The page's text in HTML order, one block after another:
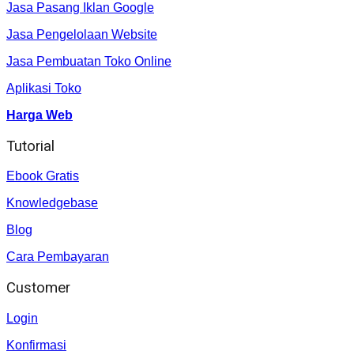
Jasa Pasang Iklan Google
Jasa Pengelolaan Website
Jasa Pembuatan Toko Online
Aplikasi Toko
Harga Web
Tutorial
Ebook Gratis
Knowledgebase
Blog
Cara Pembayaran
Customer
Login
Konfirmasi